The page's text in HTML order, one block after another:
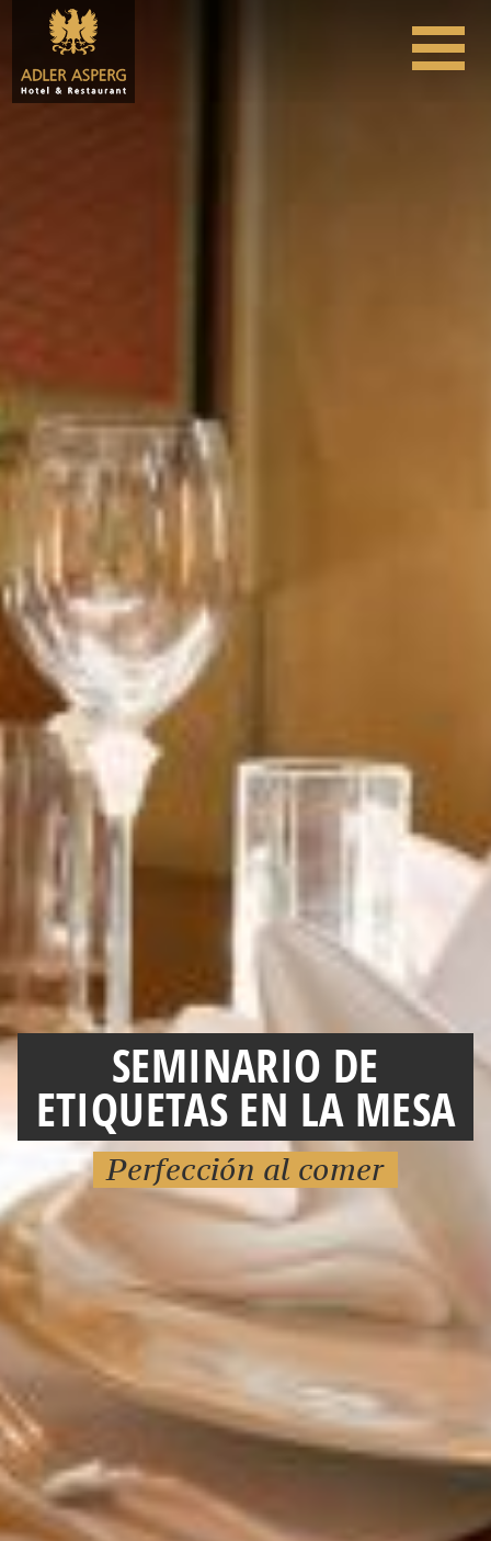
Skip to content
SEMINARIO DE
ETIQUETAS EN LA MESA
Perfección al comer